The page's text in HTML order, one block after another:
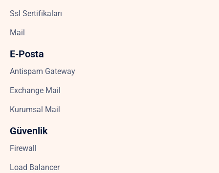
Ssl Sertifikaları
Mail
E-Posta
Antispam Gateway
Exchange Mail
Kurumsal Mail
Güvenlik
Firewall
Load Balancer